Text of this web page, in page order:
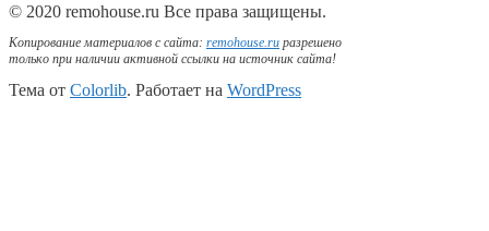
© 2020 remohouse.ru Все права защищены.
Копирование материалов с сайта: remohouse.ru разрешено
только при наличии активной ссылки на источник сайта!
Тема от Colorlib. Работает на WordPress